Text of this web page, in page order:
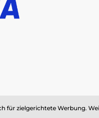
für zielgerichtete Werbung.